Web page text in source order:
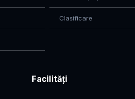
Clasificare
Facilități